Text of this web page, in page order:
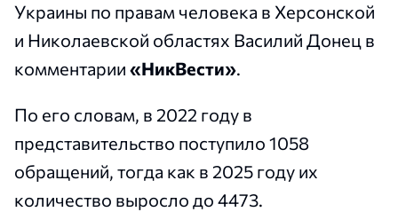
Украины по правам человека в Херсонской
и Николаевской областях Василий Донец в
комментарии «НикВести».
По его словам, в 2022 году в
представительство поступило 1058
обращений, тогда как в 2025 году их
количество выросло до 4473.